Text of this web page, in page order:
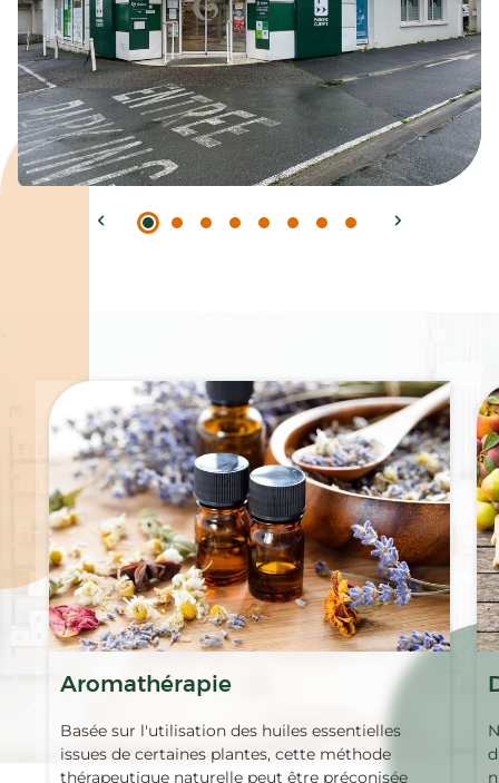
Aromathérapie
Basée sur l'utilisation des huiles essentielles
issues de certaines plantes, cette méthode
thérapeutique naturelle peut être préconisée